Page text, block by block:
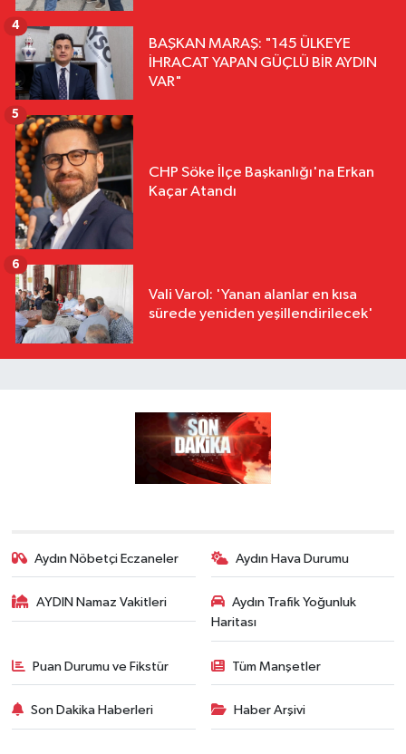
BAŞKAN MARAŞ: "145 ÜLKEYE
İHRACAT YAPAN GÜÇLÜ BİR AYDIN
VAR"
4
CHP Söke İlçe Başkanlığı'na Erkan
Kaçar Atandı
5
Vali Varol: 'Yanan alanlar en kısa
sürede yeniden yeşillendirilecek'
6
Aydın Nöbetçi Eczaneler Aydın Hava Durumu
AYDIN Namaz Vakitleri
Aydın Trafik Yoğunluk
Haritası
Puan Durumu ve Fikstür Tüm Manşetler
Son Dakika Haberleri Haber Arşivi